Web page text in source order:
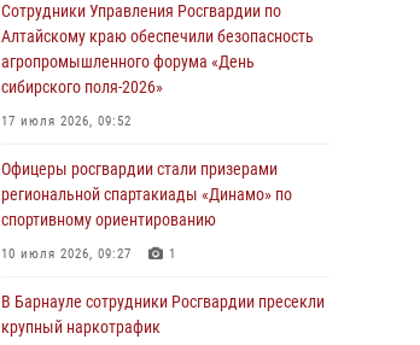
Сотрудники Управления Росгвардии по
Алтайскому краю обеспечили безопасность
агропромышленного форума «День
сибирского поля-2026»
17 июля 2026, 09:52
Офицеры росгвардии стали призерами
региональной спартакиады «Динамо» по
спортивному ориентированию
10 июля 2026, 09:27 1
В Барнауле сотрудники Росгвардии пресекли
крупный наркотрафик